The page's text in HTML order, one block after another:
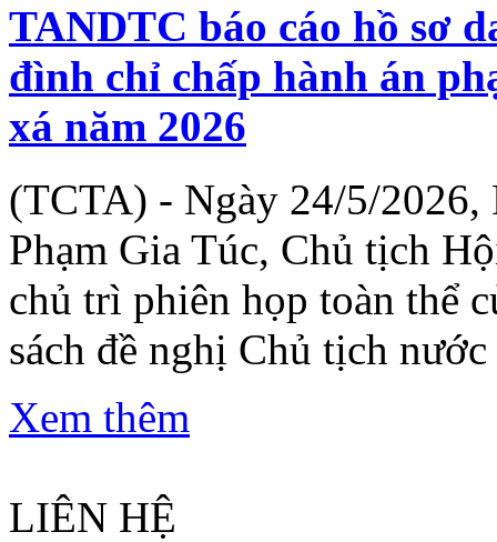
TANDTC báo cáo hồ sơ
đình chỉ chấp hành án
xá năm 2026
(TCTA) - Ngày 24/5/
Phạm Gia Túc, Chủ tịch
chủ trì phiên họp toàn thể
sách đề nghị Chủ tịch nước
Xem thêm
LIÊN HỆ